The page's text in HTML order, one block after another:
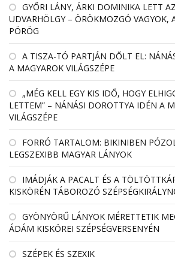
GYŐRI LÁNY, ÁRKI DOMINIKA LETT
UDVARHÖLGY – ÖRÖKMOZGÓ VAGYOK,
PÖRÖG
A TISZA-TÓ PARTJÁN DŐLT EL:
A MAGYAROK VILÁGSZÉPE
„MÉG KELL EGY KIS IDŐ, HOGY
LETTEM” – NÁNÁSI DOROTTYA IDÉN A
VILÁGSZÉPE
FORRÓ TARTALOM: BIKINIBEN
LEGSZEXIBB MAGYAR LÁNYOK
IMÁDJÁK A PACALT ÉS A
KISKÖRÉN TÁBOROZÓ
GYÖNYÖRŰ LÁNYOK MÉRETTETIK
ÁDÁM KISKÖREI SZÉPSÉGVERSENYÉN
SZÉPEK ÉS SZEXIK